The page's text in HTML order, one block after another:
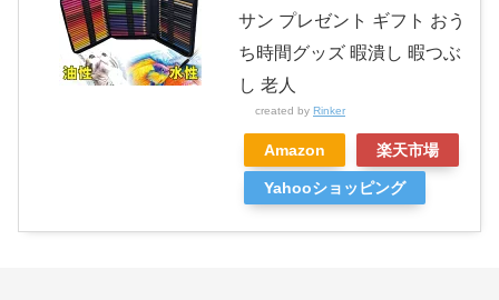
サン プレゼント ギフト おう
ち時間グッズ 暇潰し 暇つぶ
し 老人
created by Rinker
Amazon 楽天市場
Yahooショッピング